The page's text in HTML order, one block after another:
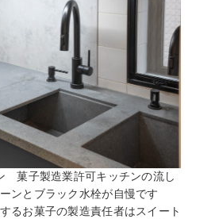
菓子製造業許可キッチンの流し
ンとブラック水栓が自慢です
るお菓子の製造責任者はスイート